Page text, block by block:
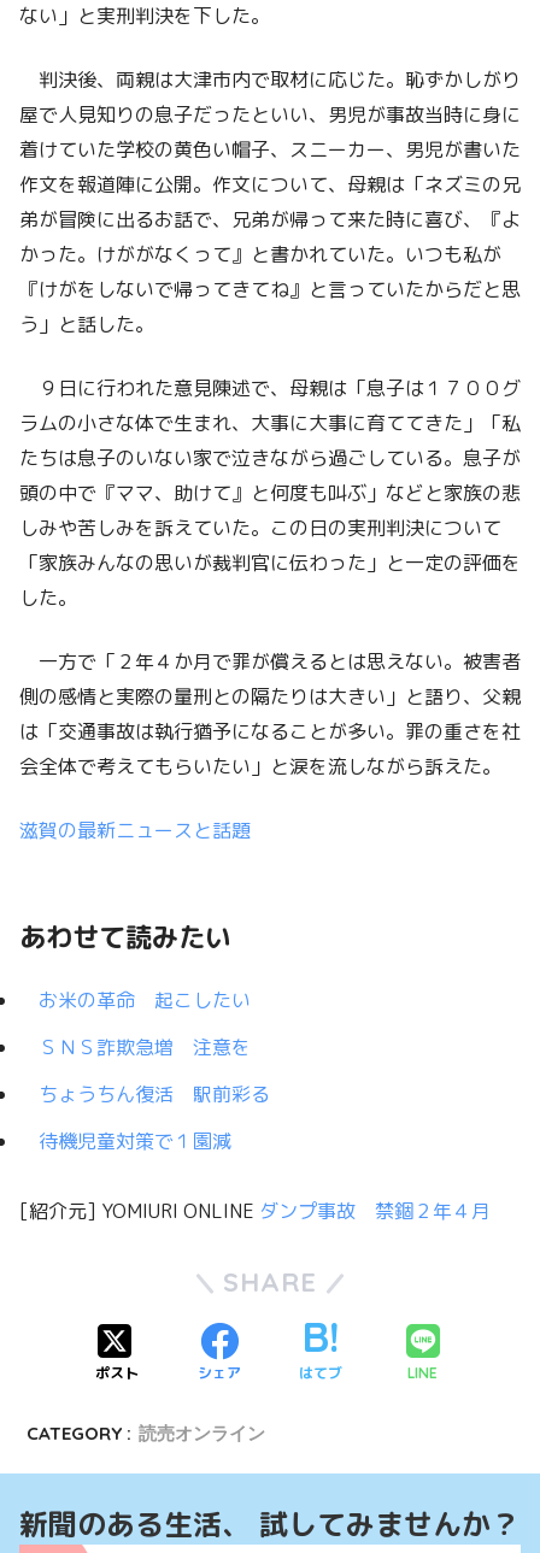
ない」と実刑判決を下した。
判決後、両親は大津市内で取材に応じた。恥ずかしがり
屋で人見知りの息子だったといい、男児が事故当時に身に
着けていた学校の黄色い帽子、スニーカー、男児が書いた
作文を報道陣に公開。作文について、母親は「ネズミの兄
弟が冒険に出るお話で、兄弟が帰って来た時に喜び、『よ
かった。けががなくって』と書かれていた。いつも私が
『けがをしないで帰ってきてね』と言っていたからだと思
う」と話した。
９日に行われた意見陳述で、母親は「息子は１７００グ
ラムの小さな体で生まれ、大事に大事に育ててきた」「私
たちは息子のいない家で泣きながら過ごしている。息子が
頭の中で『ママ、助けて』と何度も叫ぶ」などと家族の悲
しみや苦しみを訴えていた。この日の実刑判決について
「家族みんなの思いが裁判官に伝わった」と一定の評価を
した。
一方で「２年４か月で罪が償えるとは思えない。被害者
側の感情と実際の量刑との隔たりは大きい」と語り、父親
は「交通事故は執行猶予になることが多い。罪の重さを社
会全体で考えてもらいたい」と涙を流しながら訴えた。
滋賀の最新ニュースと話題
あわせて読みたい
お米の革命 起こしたい
ＳＮＳ詐欺急増 注意を
ちょうちん復活 駅前彩る
待機児童対策で１園減
[紹介元] YOMIURI ONLINE ダンプ事故 禁錮２年４月
SHARE
ポスト シェア はてブ LINE
CATEGORY : 読売オンライン
新聞のある生活、 試してみませんか？